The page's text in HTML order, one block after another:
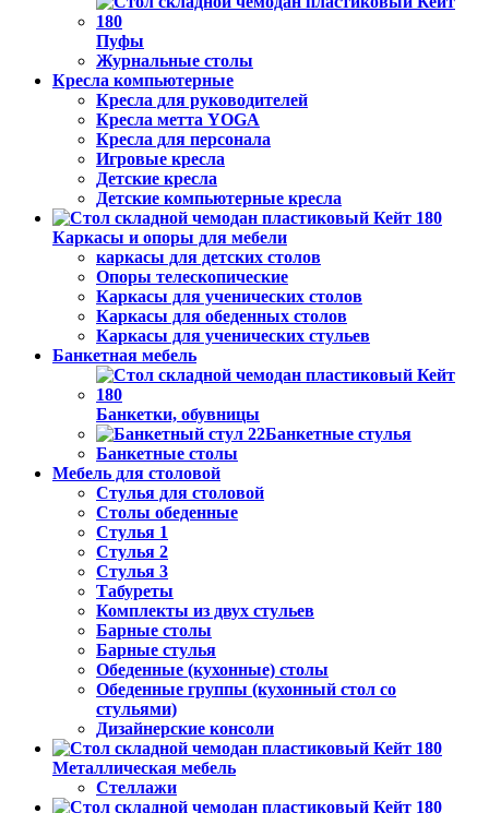
Пуфы
Журнальные столы
Кресла компьютерные
Кресла для руководителей
Кресла метта YOGA
Кресла для персонала
Игровые кресла
Детские кресла
Детские компьютерные кресла
Каркасы и опоры для мебели
каркасы для детских столов
Опоры телескопические
Каркасы для ученических столов
Каркасы для обеденных столов
Каркасы для ученических стульев
Банкетная мебель
Банкетки, обувницы
Банкетные стулья
Банкетные столы
Мебель для столовой
Стулья для столовой
Столы обеденные
Стулья 1
Стулья 2
Стулья 3
Табуреты
Комплекты из двух стульев
Барные столы
Барные стулья
Обеденные (кухонные) столы
Обеденные группы (кухонный стол со
стульями)
Дизайнерские консоли
Металлическая мебель
Стеллажи